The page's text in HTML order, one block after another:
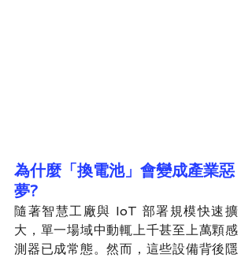
為什麼「換電池」會變成產業惡
夢?
隨著智慧工廠與 IoT 部署規模快速擴
大，單一場域中動輒上千甚至上萬顆感
測器已成常態。然而，這些設備背後隱